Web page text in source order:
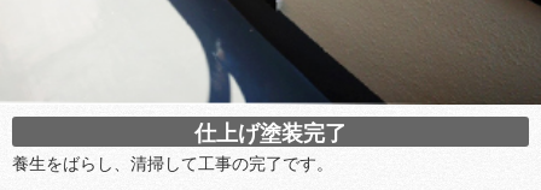
仕上げ塗装完了
養生をばらし、清掃して工事の完了です。